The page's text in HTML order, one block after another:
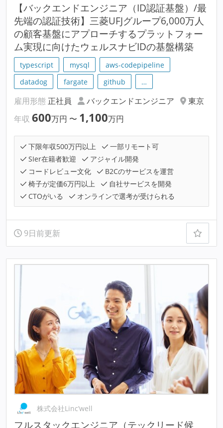
【バックエンドエンジニア（ID認証基盤）/最
先端の認証技術】三菱UFJグループ6,000万人
の顧客基盤にアプローチするプラットフォー
ム実現に向けたウェルスナビIDの基盤構築
typescript mysql
aws-codepipeline
datadog
fargate github …
雇用形態 正社員 バックエンドエンジニア
東京
年収 600万円 〜 1,100万円
下限年収500万円以上
一部リモート可
SIer在籍者歓迎
アジャイル開発
コードレビュー文化
B2Cのサービスを運営
椅子が定価6万円以上
自社サービスを開発
CTOがいる
オンラインで選考が受けられる
9日前更新
株式会社Linc’well
フルスタックエンジニア（テックリード候